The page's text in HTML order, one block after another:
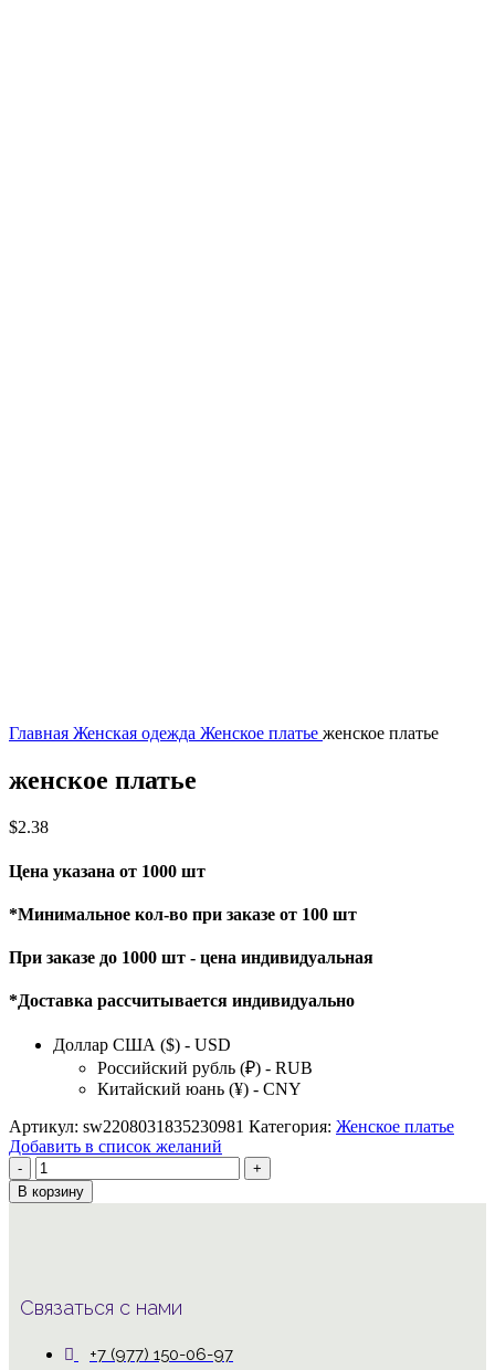
Главная Женская одежда Женское платье женское платье
женское платье
$2.38
Цена указана от 1000 шт
*Минимальное кол-во при заказе от 100 шт
При заказе до 1000 шт - цена индивидуальная
*Доставка рассчитывается индивидуально
Доллар США ($) - USD
Российский рубль (₽) - RUB
Китайский юань (¥) - CNY
Артикул: sw2208031835230981 Категория: Женское платье
Добавить в список желаний
Количество
товара
женское
В корзину
Связаться с нами
+7 (977) 150-06-97